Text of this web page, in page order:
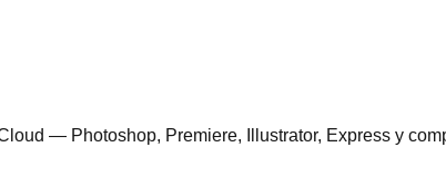
— Photoshop, Premiere, Illustrator, Express y